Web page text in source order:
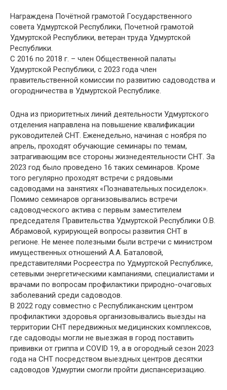
Награждена Почётной грамотой Государственного
совета Удмуртской Республики, Почетной грамотой
Удмуртской Республики, ветеран труда Удмуртской
Республики.
С 2016 по 2018 г. – член Общественной палаты
Удмуртской Республики, с 2023 года член
правительственной комиссии по развитию садоводства и
огородничества в Удмуртской Республике.
Одна из приоритетных линий деятельности Удмуртского
отделения направлена на повышение квалификации
руководителей СНТ. Еженедельно, начиная с ноября по
апрель, проходят обучающие семинары по темам,
затрагивающим все стороны жизнедеятельности СНТ. За
2023 год было проведено 16 таких семинаров. Кроме
того регулярно проходят встречи с рядовыми
садоводами на занятиях «Познавательных посиделок».
Помимо семинаров организовывались встречи
садоводческого актива с первым заместителем
председателя Правительства Удмуртской Республики О.В.
Абрамовой, курирующей вопросы развития СНТ в
регионе. Не менее полезными были встречи с министром
имущественных отношений А.А. Баталовой,
представителями Росреестра по Удмуртской Республике,
сетевыми энергетическими кампаниями, специалистами и
врачами по вопросам профилактики природно-очаговых
заболеваний среди садоводов.
В 2022 году совместно с Республиканским центром
профилактики здоровья организовывались выезды на
территории СНТ передвижных медицинских комплексов,
где садоводы могли не выезжая в город поставить
прививки от гриппа и COVID 19, а в огородный сезон 2023
года на СНТ посредством выездных центров десятки
садоводов Удмуртии смогли пройти диспансеризацию.